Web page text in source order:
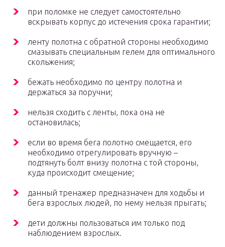
при поломке не следует самостоятельно
вскрывать корпус до истечения срока гарантии;
ленту полотна с обратной стороны необходимо
смазывать специальным гелем для оптимального
скольжения;
бежать необходимо по центру полотна и
держаться за поручни;
нельзя сходить с ленты, пока она не
остановилась;
если во время бега полотно смещается, его
необходимо отрегулировать вручную –
подтянуть болт внизу полотна с той стороны,
куда происходит смещение;
данный тренажер предназначен для ходьбы и
бега взрослых людей, по нему нельзя прыгать;
дети должны пользоваться им только под
наблюдением взрослых.